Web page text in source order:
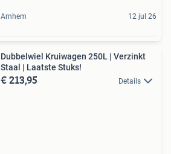
Arnhem 12 jul 26
Dubbelwiel Kruiwagen 250L | Verzinkt
Staal | Laatste Stuks!
€ 213,95 Details